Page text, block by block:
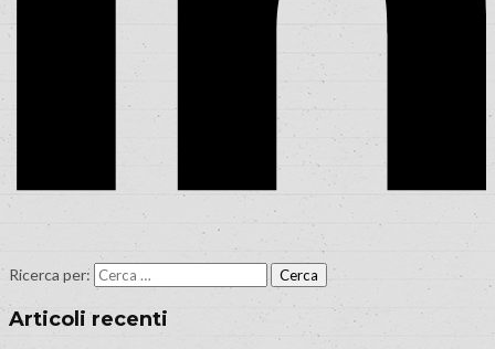
Ricerca per:
Articoli recenti